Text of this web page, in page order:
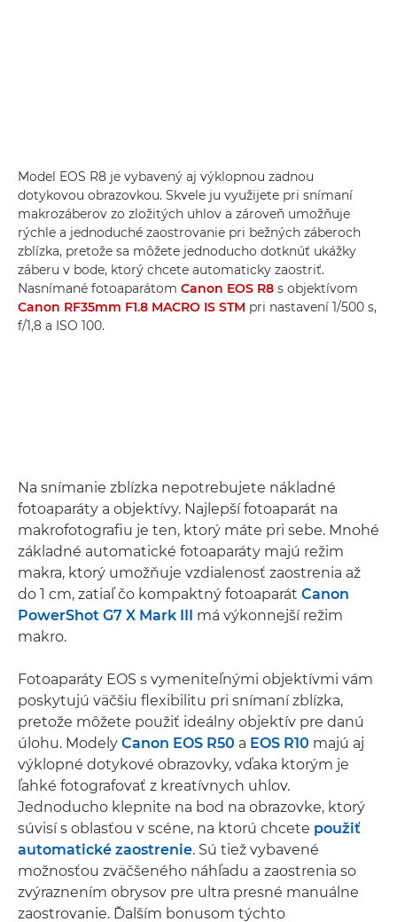
Model EOS R8 je vybavený aj výklopnou zadnou
dotykovou obrazovkou. Skvele ju využijete pri snímaní
makrozáberov zo zložitých uhlov a zároveň umožňuje
rýchle a jednoduché zaostrovanie pri bežných záberoch
zblízka, pretože sa môžete jednoducho dotknúť ukážky
záberu v bode, ktorý chcete automaticky zaostriť.
Nasnímané fotoaparátom Canon EOS R8 s objektívom
Canon RF35mm F1.8 MACRO IS STM pri nastavení 1/500 s,
f/1,8 a ISO 100.
Na snímanie zblízka nepotrebujete nákladné
fotoaparáty a objektívy. Najlepší fotoaparát na
makrofotografiu je ten, ktorý máte pri sebe. Mnohé
základné automatické fotoaparáty majú režim
makra, ktorý umožňuje vzdialenosť zaostrenia až
do 1 cm, zatiaľ čo kompaktný fotoaparát Canon
PowerShot G7 X Mark III má výkonnejší režim
makro.
Fotoaparáty EOS s vymeniteľnými objektívmi vám
poskytujú väčšiu flexibilitu pri snímaní zblízka,
pretože môžete použiť ideálny objektív pre danú
úlohu. Modely Canon EOS R50 a EOS R10 majú aj
výklopné dotykové obrazovky, vďaka ktorým je
ľahké fotografovať z kreatívnych uhlov.
Jednoducho klepnite na bod na obrazovke, ktorý
súvisí s oblasťou v scéne, na ktorú chcete použiť
automatické zaostrenie. Sú tiež vybavené
možnosťou zväčšeného náhľadu a zaostrenia so
zvýraznením obrysov pre ultra presné manuálne
zaostrovanie. Ďalším bonusom týchto